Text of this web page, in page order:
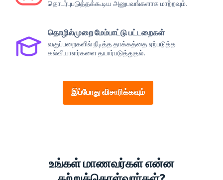
தொடர்புபடுத்தக்கூடிய அனுபவங்களாக மாற்றவும்.
தொழில்முறை மேம்பாட்டு பட்டறைகள்
வகுப்பறைகளில் நீடித்த தாக்கத்தை ஏற்படுத்த
கல்வியாளர்களை தயார்படுத்துதல்.
இப்போது விசாரிக்கவும்
உங்கள் மாணவர்கள் என்ன